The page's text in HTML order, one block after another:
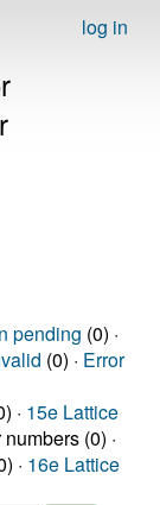
log in
pending (0) ·
(0) · Error
· 15e Lattice
(0) ·
· 16e Lattice